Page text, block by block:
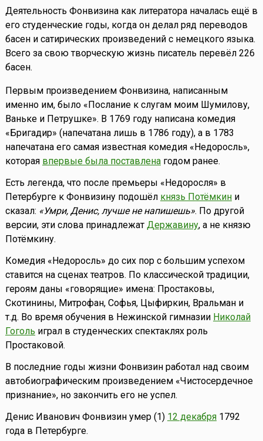
Деятельность Фонвизина как литератора началась ещё в
его студенческие годы, когда он делал ряд переводов
басен и сатирических произведений с немецкого языка.
Всего за свою творческую жизнь писатель перевёл 226
басен.
Первым произведением Фонвизина, написанным
именно им, было «Послание к слугам моим Шумилову,
Ваньке и Петрушке». В 1769 году написана комедия
«Бригадир» (напечатана лишь в 1786 году), а в 1783
напечатана его самая известная комедия «Недоросль»,
которая впервые была поставленагодом ранее.
Есть легенда, что после премьеры «Недоросля» в
Петербурге к Фонвизину подошёл князь Потёмкини
сказал: «Умри, Денис, лучше не напишешь». По другой
версии, эти слова принадлежат Державину, а не князю
Потёмкину.
Комедия «Недоросль» до сих пор с большим успехом
ставится на сценах театров. По классической традиции,
героям даны «говорящие» имена: Простаковы,
Скотинины, Митрофан, Софья, Цыфиркин, Вральман и
т.д. Во время обучения в Нежинской гимназии Николай
Гоголь играл в студенческих спектаклях роль
Простаковой.
В последние годы жизни Фонвизин работал над своим
автобиографическим произведением «Чистосердечное
признание», но закончить его не успел.
Денис Иванович Фонвизин умер (1) 12 декабря1792
года в Петербурге.